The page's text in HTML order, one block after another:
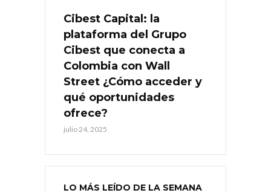
Cibest Capital: la
plataforma del Grupo
Cibest que conecta a
Colombia con Wall
Street ¿Cómo acceder y
qué oportunidades
ofrece?
julio 24, 2025
LO MÁS LEÍDO DE LA SEMANA